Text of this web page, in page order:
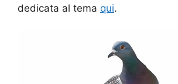
dedicata al tema qui.